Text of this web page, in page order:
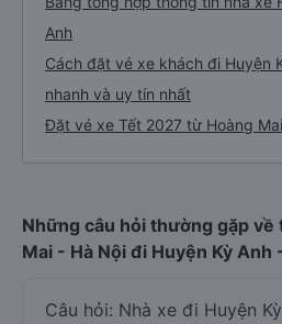
Anh
Cách đặt vé xe khách đi Huyện
nhanh và uy tín nhất
Đặt vé xe Tết 2027 từ Hoàng
Những câu hỏi thường gặp về
Mai - Hà Nội đi Huyện Kỳ Anh
Câu hỏi: Nhà xe đi Huyện